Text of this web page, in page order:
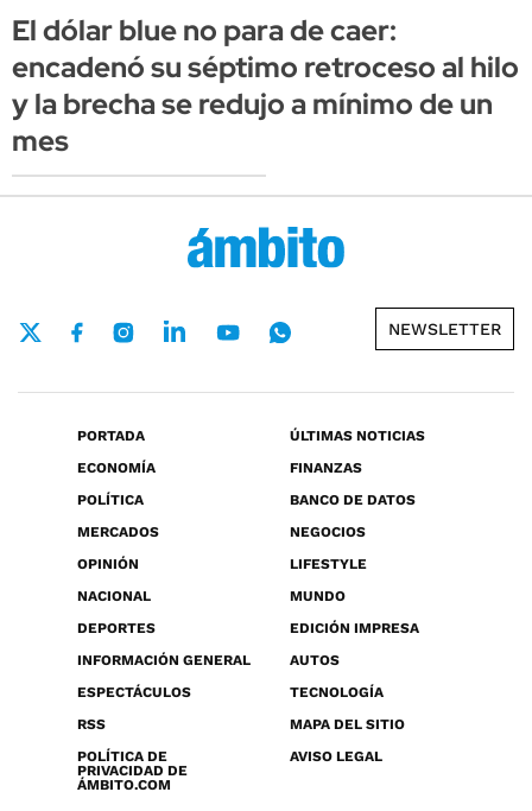
El dólar blue no para de caer:
encadenó su séptimo retroceso al hilo
y la brecha se redujo a mínimo de un
mes
NEWSLETTER
PORTADA
ÚLTIMAS NOTICIAS
ECONOMÍA
FINANZAS
POLÍTICA
BANCO DE DATOS
MERCADOS
NEGOCIOS
OPINIÓN
LIFESTYLE
NACIONAL
MUNDO
DEPORTES
EDICIÓN IMPRESA
INFORMACIÓN GENERAL
AUTOS
ESPECTÁCULOS
TECNOLOGÍA
RSS
MAPA DEL SITIO
POLÍTICA DE
PRIVACIDAD DE
ÁMBITO.COM
AVISO LEGAL